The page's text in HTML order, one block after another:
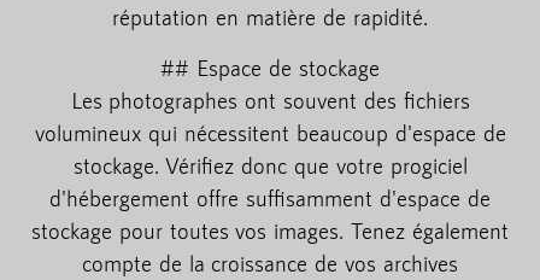
réputation en matière de rapidité.
## Espace de stockage
Les photographes ont souvent des fichiers
volumineux qui nécessitent beaucoup d'espace de
stockage. Vérifiez donc que votre progiciel
d'hébergement offre suffisamment d'espace de
stockage pour toutes vos images. Tenez également
compte de la croissance de vos archives